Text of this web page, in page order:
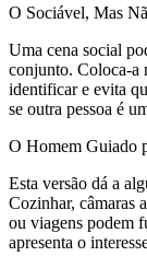
O Sociável, Mas
Uma cena social
conjunto. Coloca-a
identificar e evita
se outra pessoa é
O Homem Guiado
Esta versão dá a
Cozinhar, câmaras
ou viagens podem
apresenta o